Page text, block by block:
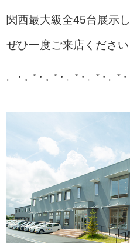
関西最大級全45台展示
ぜひ一度ご来店ください
。・。*・。*・。*・。*・。*